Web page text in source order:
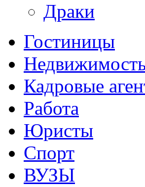
Драки
Гостиницы
Кадровые
Работа
Юристы
Спорт
ВУЗЫ